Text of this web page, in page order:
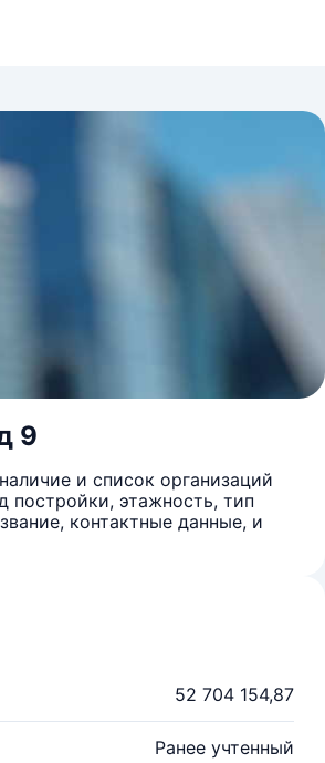
9
и список организаций
постройки, этажность, тип
контактные данные, и
52 704 154,87
Ранее учтенный